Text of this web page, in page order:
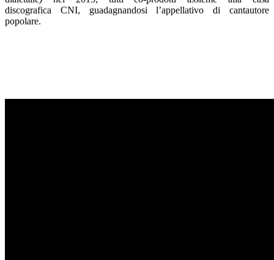
discografica CNI, guadagnandosi l’appellativo di cantautore
popolare.